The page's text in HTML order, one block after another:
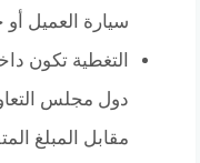
سيارة العميل أو
التغطية تكون
دول مجلس
مقابل المبلغ